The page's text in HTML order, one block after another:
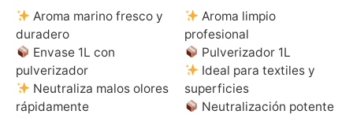
Aroma marino fresco y
duradero
Envase 1L con
pulverizador
Neutraliza malos olores
rápidamente
Aroma limpio
profesional
Pulverizador 1L
Ideal para textiles y
superficies
Neutralización potente